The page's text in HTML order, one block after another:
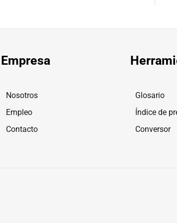
Empresa
Nosotros
Empleo
Contacto
Glosario
Índice de
Conversor